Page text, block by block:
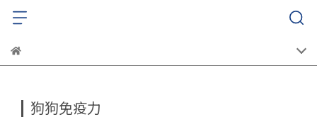
狗狗免疫力